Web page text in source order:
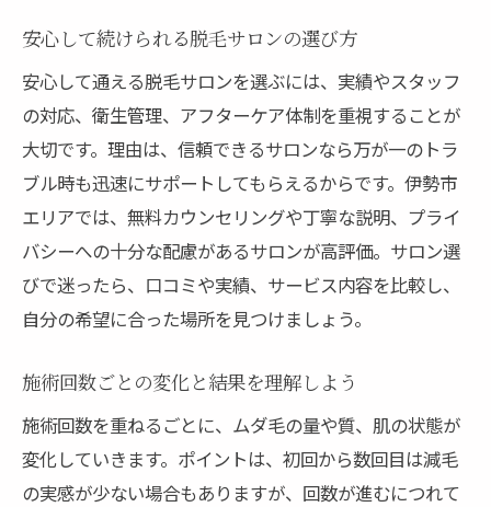
安心して続けられる脱毛サロンの選び方
安心して通える脱毛サロンを選ぶには、実績やスタッフ
の対応、衛生管理、アフターケア体制を重視することが
大切です。理由は、信頼できるサロンなら万が一のトラ
ブル時も迅速にサポートしてもらえるからです。伊勢市
エリアでは、無料カウンセリングや丁寧な説明、プライ
バシーへの十分な配慮があるサロンが高評価。サロン選
びで迷ったら、口コミや実績、サービス内容を比較し、
自分の希望に合った場所を見つけましょう。
施術回数ごとの変化と結果を理解しよう
施術回数を重ねるごとに、ムダ毛の量や質、肌の状態が
変化していきます。ポイントは、初回から数回目は減毛
の実感が少ない場合もありますが、回数が進むにつれて